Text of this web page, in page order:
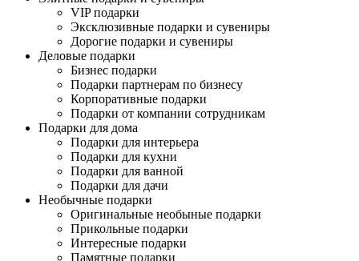
VIP подарки
Эксклюзивные подарки и сувениры
Дорогие подарки и сувениры
Деловые подарки
Бизнес подарки
Подарки партнерам по бизнесу
Корпоративные подарки
Подарки от компании сотрудникам
Подарки для дома
Подарки для интерьера
Подарки для кухни
Подарки для ванной
Подарки для дачи
Необычные подарки
Оригинальные необыные подарки
Прикольные подарки
Интересные подарки
Памятные подарки